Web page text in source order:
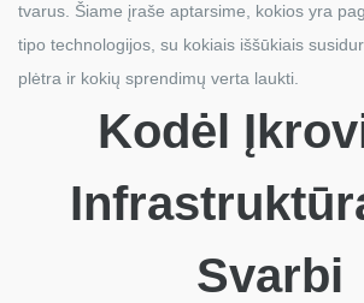
tvarus. Šiame įraše aptarsime, kokios yra
tipo technologijos, su kokiais iššūkiais
plėtra ir kokių sprendimų verta laukti.
Kodėl
Svarbi